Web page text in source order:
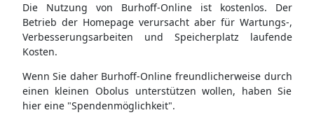
Die Nutzung von Burhoff-Online ist kostenlos. Der
Betrieb der Homepage verursacht aber für Wartungs-,
Verbesserungsarbeiten und Speicherplatz laufende
Kosten.
Wenn Sie daher Burhoff-Online freundlicherweise durch
einen kleinen Obolus unterstützen wollen, haben Sie
hier eine "Spendenmöglichkeit".